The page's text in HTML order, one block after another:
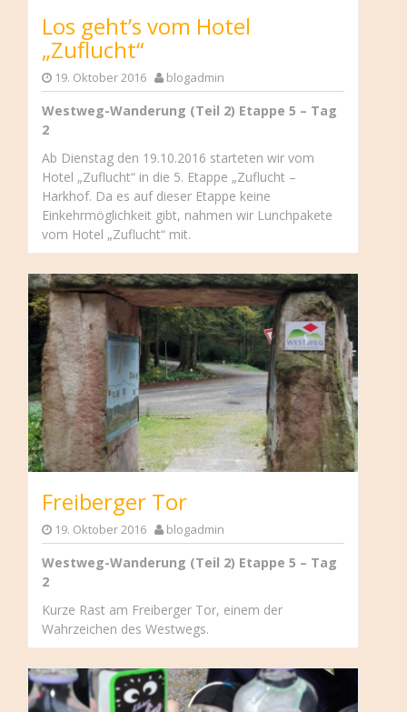
Los geht’s vom Hotel
„Zuflucht“
19. Oktober 2016 blogadmin
Westweg-Wanderung (Teil 2) Etappe 5 – Tag
2
Ab Dienstag den 19.10.2016 starteten wir vom
Hotel „Zuflucht“ in die 5. Etappe „Zuflucht –
Harkhof. Da es auf dieser Etappe keine
Einkehrmöglichkeit gibt, nahmen wir Lunchpakete
vom Hotel „Zuflucht“ mit.
Freiberger Tor
19. Oktober 2016 blogadmin
Westweg-Wanderung (Teil 2) Etappe 5 – Tag
2
Kurze Rast am Freiberger Tor, einem der
Wahrzeichen des Westwegs.